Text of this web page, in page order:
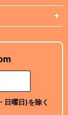
日曜日)を除く